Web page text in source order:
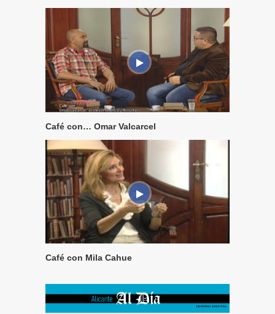
Café con… Omar Valcarcel
Café con Mila Cahue